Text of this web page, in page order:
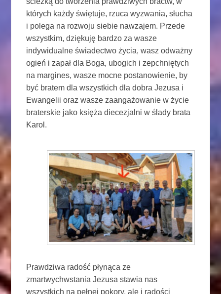
których każdy świętuje, rzuca wyzwania, słucha
i polega na rozwoju siebie nawzajem. Przede
wszystkim, dziękuję bardzo za wasze
indywidualne świadectwo życia, wasz odważny
ogień i zapał dla Boga, ubogich i zepchniętych
na margines, wasze mocne postanowienie, by
być bratem dla wszystkich dla dobra Jezusa i
Ewangelii oraz wasze zaangażowanie w życie
braterskie jako księża diecezjalni w ślady brata
Karol.
Prawdziwa radość płynąca ze
zmartwychwstania Jezusa stawia nas
wszystkich na pełnej pokory, ale i radości